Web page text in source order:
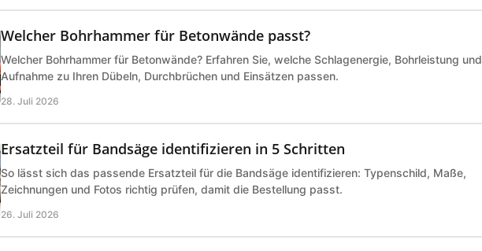
Welcher Bohrhammer für Betonwände passt?
Welcher Bohrhammer für Betonwände? Erfahren Sie, welche Schlagenergie, Bohrleistung und
Aufnahme zu Ihren Dübeln, Durchbrüchen und Einsätzen passen.
28. Juli 2026
Ersatzteil für Bandsäge identifizieren in 5 Schritten
So lässt sich das passende Ersatzteil für die Bandsäge identifizieren: Typenschild, Maße,
Zeichnungen und Fotos richtig prüfen, damit die Bestellung passt.
26. Juli 2026